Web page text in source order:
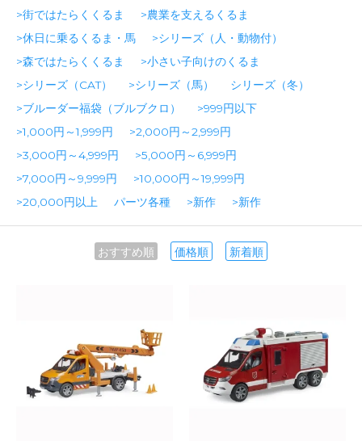
>街ではたらくくるま
>農業を支えるくるま
>休日に乗るくるま・馬
>シリーズ（人・動物付）
>森ではたらくくるま
>小さい子向けのくるま
>シリーズ（CAT）
>シリーズ（馬）
シリーズ（冬）
>ブルーダー福袋（ブルブクロ）
>999円以下
>1,000円～1,999円
>2,000円～2,999円
>3,000円～4,999円
>5,000円～6,999円
>7,000円～9,999円
>10,000円～19,999円
>20,000円以上
パーツ各種 >新作 >新作
おすすめ順 価格順 新着順